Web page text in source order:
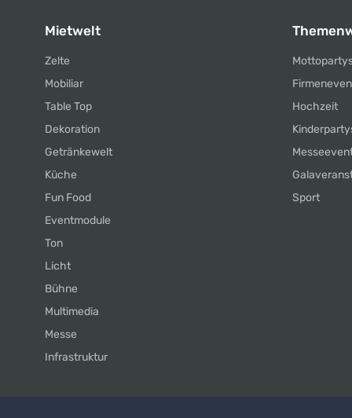
Mietwelt
Zelte
Mobiliar
Table Top
Dekoration
Getränkewelt
Küche
Fun Food
Eventmodule
Ton
Licht
Bühne
Multimedia
Messe
Infrastruktur
Hochzeit
Sport